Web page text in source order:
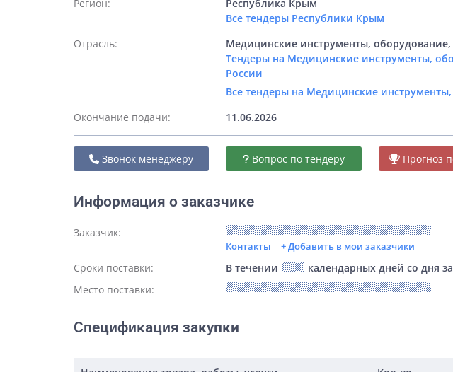
Регион:
Республика Крым
Все тендеры Республики Крым
Отрасль:
Медицинские инструменты,
Тендеры на Медицинские инструменты,
России
Все тендеры на Медицинские
Окончание подачи:
11.06.2026
Звонок менеджеру Вопрос по тендеру Прогноз
Информация о заказчике
Заказчик:
Контакты + Добавить в мои заказчики
Сроки поставки: В течении
календарных дней со дня
Место поставки:
Спецификация закупки